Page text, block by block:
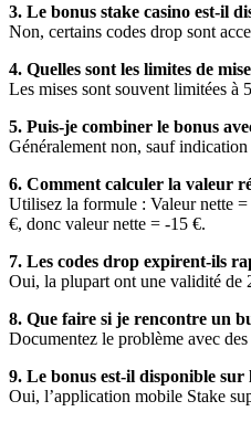
3. Le bonus stake casino est-il
Non, certains codes drop sont
4. Quelles sont les limites de
Les mises sont souvent limitées à
5. Puis-je combiner le bonus
Généralement non, sauf
6. Comment calculer la valeur
Utilisez la formule : Valeur nette
€, donc valeur nette = -15 €.
7. Les codes drop expirent-ils
Oui, la plupart ont une validité de
8. Que faire si je rencontre un
Documentez le problème avec
9. Le bonus est-il disponible sur
Oui, l’application mobile Stake